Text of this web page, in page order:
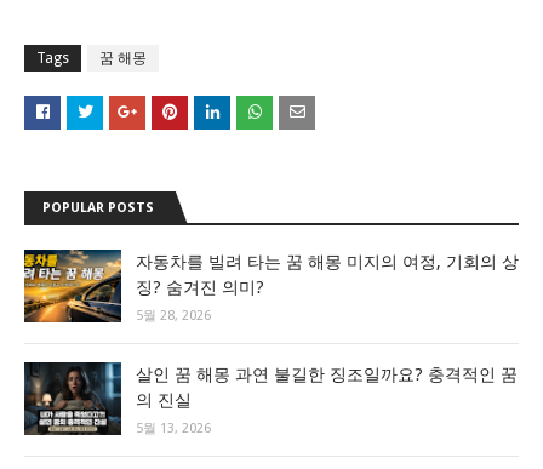
Tags 꿈 해몽
POPULAR POSTS
자동차를 빌려 타는 꿈 해몽 미지의 여정, 기회의 상
징? 숨겨진 의미?
5월 28, 2026
살인 꿈 해몽 과연 불길한 징조일까요? 충격적인 꿈
의 진실
5월 13, 2026